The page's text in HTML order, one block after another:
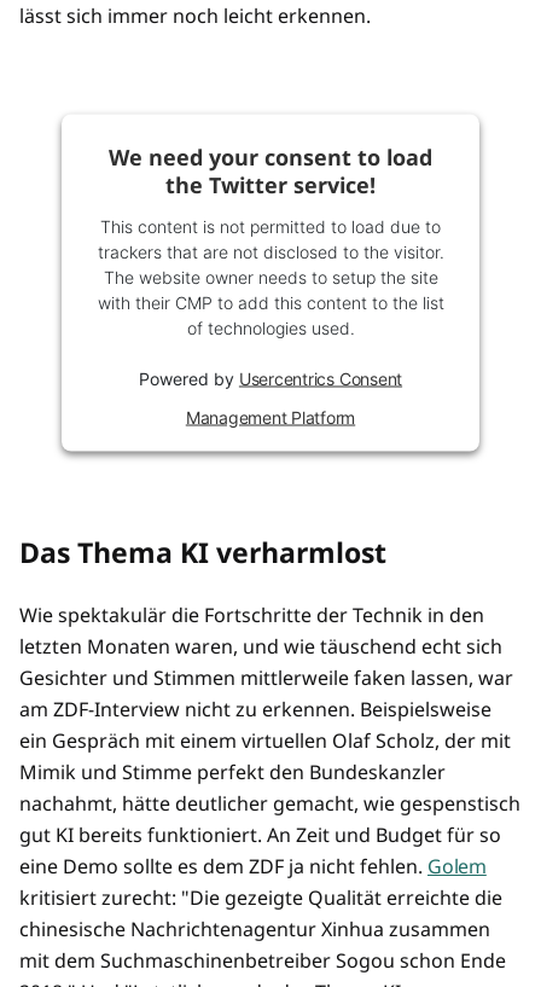
lässt sich immer noch leicht erkennen.
We need your consent to load
the Twitter service!
This content is not permitted to load due to
trackers that are not disclosed to the visitor.
The website owner needs to setup the site
with their CMP to add this content to the list
of technologies used.
Powered by Usercentrics Consent
Management Platform
Das Thema KI verharmlost
Wie spektakulär die Fortschritte der Technik in den
letzten Monaten waren, und wie täuschend echt sich
Gesichter und Stimmen mittlerweile faken lassen, war
am ZDF-Interview nicht zu erkennen. Beispielsweise
ein Gespräch mit einem virtuellen Olaf Scholz, der mit
Mimik und Stimme perfekt den Bundeskanzler
nachahmt, hätte deutlicher gemacht, wie gespenstisch
gut KI bereits funktioniert. An Zeit und Budget für so
eine Demo sollte es dem ZDF ja nicht fehlen. Golem
kritisiert zurecht: "Die gezeigte Qualität erreichte die
chinesische Nachrichtenagentur Xinhua zusammen
mit dem Suchmaschinenbetreiber Sogou schon Ende